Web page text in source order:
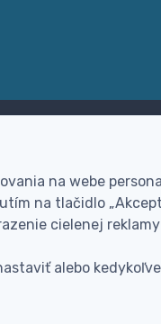
alebo na dobierku
na webe
na tlačidlo
cielenej
alebo